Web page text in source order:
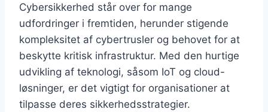
Cybersikkerhed står over for mange
udfordringer i fremtiden, herunder stigende
kompleksitet af cybertrusler og behovet for at
beskytte kritisk infrastruktur. Med den hurtige
udvikling af teknologi, såsom IoT og cloud-
løsninger, er det vigtigt for organisationer at
tilpasse deres sikkerhedsstrategier.